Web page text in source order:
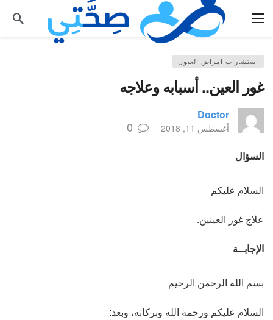
استشارات امراض العيون
غور العين.. أسبابه وعلاجه
Doctor
أغسطس 11, 2018 0
السؤال
السلام عليكم
علاج غور العينين.
الإجابــة
بسم الله الرحمن الرحيم
السلام عليكم ورحمة الله وبركاته، وبعد: